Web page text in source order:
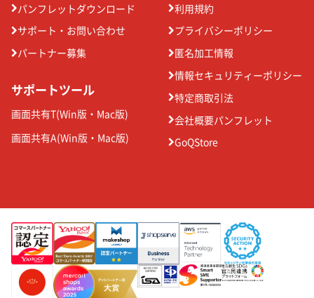
パンフレットダウンロード
サポート・お問い合わせ
パートナー募集
サポートツール
画面共有T(Win版 ・ Mac版)
画面共有A(Win版 ・ Mac版)
利用規約
プライバシーポリシー
匿名加工情報
情報セキュリティーポリシー
特定商取引法
会社概要パンフレット
GoQStore